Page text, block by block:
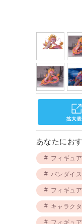
あなたにお
フィギュ
バンダイ
フィギュ
キャラク
フィギュ